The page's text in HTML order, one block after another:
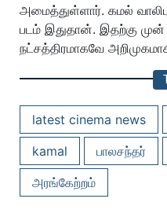
அமைத்துள்ளார். கமல்
படம் இதுதான். இதற்கு
நட்சத்திரமாகவே
latest cinema news
kamal
பாலசந்தர்
அரங்கேற்றம்